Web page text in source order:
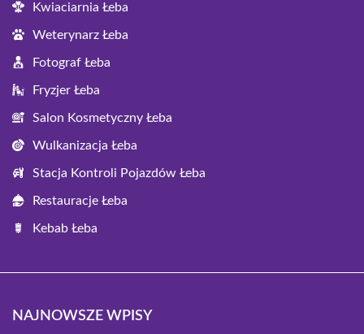
Kwiaciarnia Łeba
Weterynarz Łeba
Fotograf Łeba
Fryzjer Łeba
Salon Kosmetyczny Łeba
Wulkanizacja Łeba
Stacja Kontroli Pojazdów Łeba
Restauracje Łeba
Kebab Łeba
NAJNOWSZE WPISY